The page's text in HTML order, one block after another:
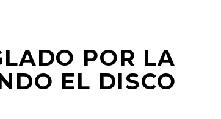
POR LA
EL DISCO